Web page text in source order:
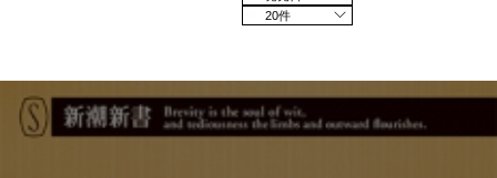
20件